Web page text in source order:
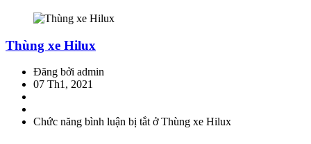
Thùng xe Hilux
Đăng bởi admin
07 Th1, 2021
Chức năng bình luận bị tắtở Thùng xe Hilux